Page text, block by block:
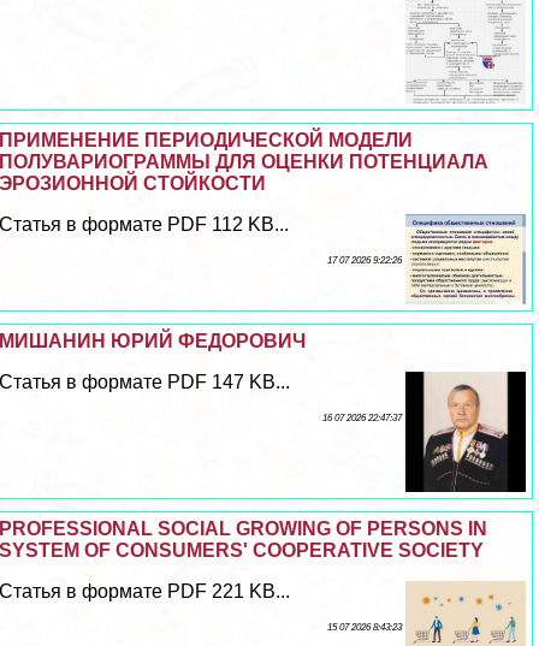
ПРИМЕНЕНИЕ ПЕРИОДИЧЕСКОЙ МОДЕЛИ
ПОЛУВАРИОГРАММЫ ДЛЯ ОЦЕНКИ ПОТЕНЦИАЛА
ЭРОЗИОННОЙ СТОЙКОСТИ
Статья в формате PDF 112 KB...
17 07 2026 9:22:26
МИШАНИН ЮРИЙ ФЕДОРОВИЧ
Статья в формате PDF 147 KB...
16 07 2026 22:47:37
PROFESSIONAL SOCIAL GROWING OF PERSONS IN
SYSTEM OF CONSUMERS' COOPERATIVE SOCIETY
Статья в формате PDF 221 KB...
15 07 2026 8:43:23